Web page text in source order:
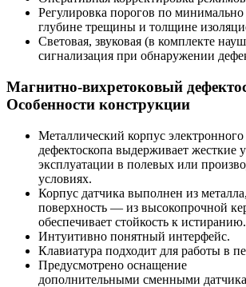
Регулировка порогов по
глубине трещины и толщине
Световая, звуковая (в комплекте
сигнализация при обнаружении
Магнитно-вихретоковый
Особенности конструкции
Металлический корпус электронного
дефектоскопа выдерживает жесткие
эксплуатации в полевых или
условиях.
Корпус датчика выполнен из
поверхность — из высокопрочной
обеспечивает стойкость к истиранию.
Интуитивно понятный интерфейс.
Клавиатура подходит для работы в
Предусмотрено оснащение
дополнительными сменными